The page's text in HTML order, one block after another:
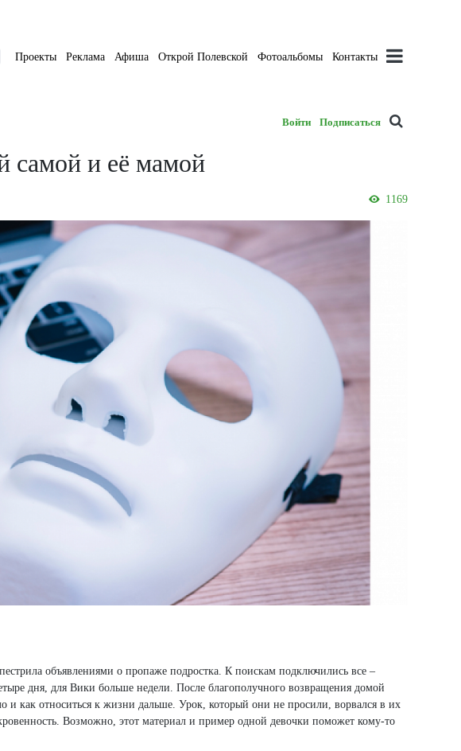
Проекты Реклама Афиша Открой Полевской Фотоальбомы Контакты
Войти Подписаться
самой и её мамой
1169
объявлениями о пропаже подростка. К поискам подключились все –
дня, для Вики больше недели. После благополучного возвращения домой
как относиться к жизни дальше. Урок, который они не просили, ворвался в их
Возможно, этот материал и пример одной девочки поможет кому-то